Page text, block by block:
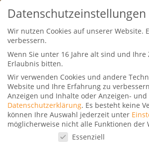
Travel Kurse
Datenschutzeinstellungen
Wir nutzen Cookies auf unserer
verbessern.
Wenn Sie unter 16 Jahre alt sind und
Erlaubnis bitten.
Wir verwenden Cookies und andere
Website und Ihre Erfahrung zu
Anzeigen und Inhalte oder Anzeigen-
Datenschutzerklärung. Es besteht keine
können Ihre Auswahl jederzeit unter
möglicherweise nicht alle Funktionen der
Datenschutzeinstellungen
Essenziell